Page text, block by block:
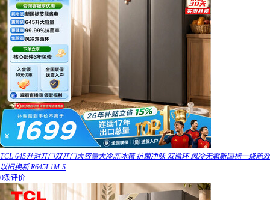
TCL 645升对开门双开门大容量大冷冻冰箱 抗菌净味 双循环 风冷无霜新国标一级能效
以旧换新 R645L1M-S
0条评价